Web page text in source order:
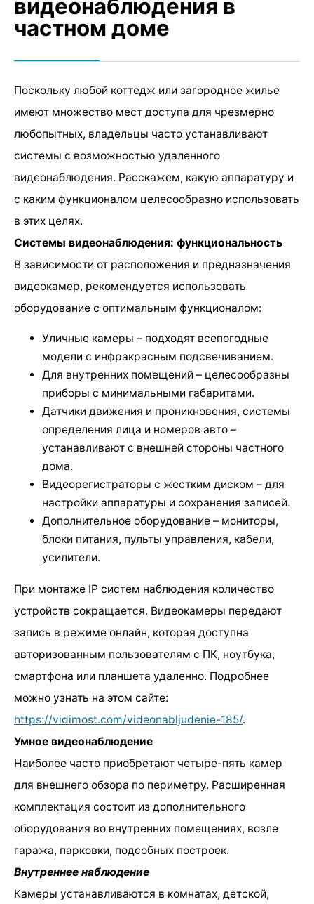
видеонаблюдения в
частном доме
Поскольку любой коттедж или загородное жилье
имеют множество мест доступа для чрезмерно
любопытных, владельцы часто устанавливают
системы с возможностью удаленного
видеонаблюдения. Расскажем, какую аппаратуру и
с каким функционалом целесообразно использовать
в этих целях.
Системы видеонаблюдения: функциональность
В зависимости от расположения и предназначения
видеокамер, рекомендуется использовать
оборудование с оптимальным функционалом:
Уличные камеры – подходят всепогодные
модели с инфракрасным подсвечиванием.
Для внутренних помещений – целесообразны
приборы с минимальными габаритами.
Датчики движения и проникновения, системы
определения лица и номеров авто –
устанавливают с внешней стороны частного
дома.
Видеорегистраторы с жестким диском – для
настройки аппаратуры и сохранения записей.
Дополнительное оборудование – мониторы,
блоки питания, пульты управления, кабели,
усилители.
При монтаже IP систем наблюдения количество
устройств сокращается. Видеокамеры передают
запись в режиме онлайн, которая доступна
авторизованным пользователям с ПК, ноутбука,
смартфона или планшета удаленно. Подробнее
можно узнать на этом сайте:
https://vidimost.com/videonabljudenie-185/.
Умное видеонаблюдение
Наиболее часто приобретают четыре-пять камер
для внешнего обзора по периметру. Расширенная
комплектация состоит из дополнительного
оборудования во внутренних помещениях, возле
гаража, парковки, подсобных построек.
Внутреннее наблюдение
Камеры устанавливаются в комнатах, детской,